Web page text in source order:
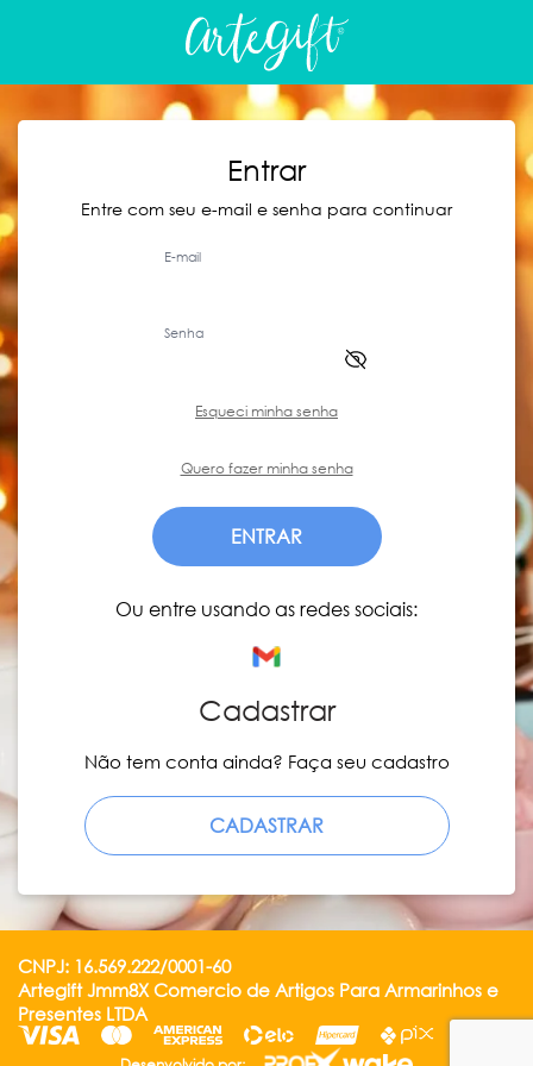
Entrar
Entre com seu e-mail e senha para continuar
E-mail
Senha
Esqueci minha senha
Quero fazer minha senha
ENTRAR
Ou entre usando as redes sociais:
Cadastrar
Não tem conta ainda? Faça seu cadastro
CADASTRAR
CNPJ: 16.569.222/0001-60
Artegift Jmm8X Comercio de Artigos Para Armarinhos e
Presentes LTDA